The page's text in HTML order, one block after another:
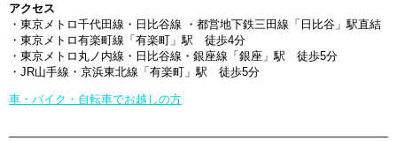
アクセス
・東京メトロ千代田線・日比谷線 ・都営地下鉄三田線「日比谷」駅直結
・東京メトロ有楽町線「有楽町」駅 徒歩4分
・東京メトロ丸ノ内線・日比谷線・銀座線「銀座」駅 徒歩5分
・JR山手線・京浜東北線「有楽町」駅 徒歩5分
車・バイク・自転車でお越しの方